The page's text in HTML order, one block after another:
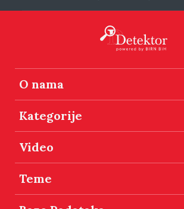
O nama
Kategorije
Video
Teme